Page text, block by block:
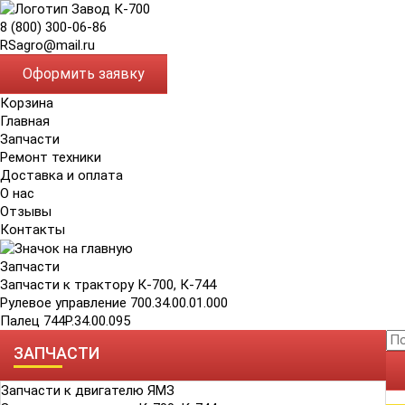
8 (800) 300-06-86
RSagro@mail.ru
Оформить заявку
Корзина
Главная
Запчасти
Ремонт техники
Доставка и оплата
О нас
Отзывы
Контакты
Запчасти
Запчасти к трактору К-700, К-744
Рулевое управление 700.34.00.01.000
Палец 744Р.34.00.095
ЗАПЧАСТИ
Запчасти к двигателю ЯМЗ